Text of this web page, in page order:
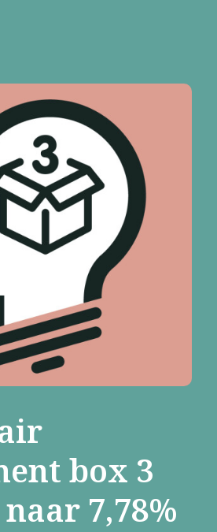
box 3
7,78%